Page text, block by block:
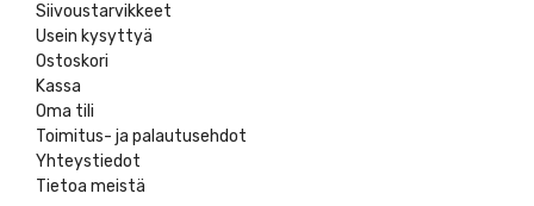
Siivoustarvikkeet
Usein kysyttyä
Ostoskori
Kassa
Oma tili
Toimitus- ja palautusehdot
Yhteystiedot
Tietoa meistä